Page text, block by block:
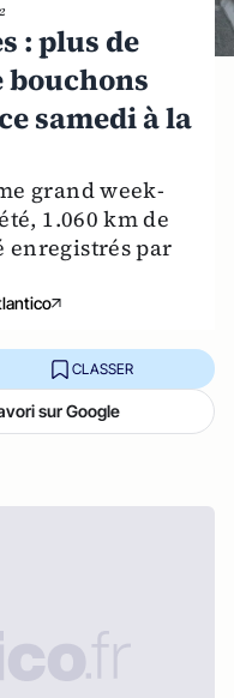
: plus de
bouchons
samedi à la
grand week-
1.060 km de
enregistrés par
CLASSER
sur Google